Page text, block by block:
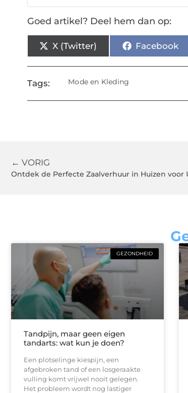
Goed artikel? Deel hem dan op:
X (Twitter) Facebook
Tags: Mode en Kleding
← VORIG
Ontdek de Perfecte Zaalverhuur in Huizen
GEZONDHEID
Tandpijn, maar geen eigen
tandarts: wat kun je doen?
Een plotselinge kiespijn, een
afgebroken tand of een losgeraakte
vulling komt vrijwel nooit gelegen.
Het probleem wordt nog lastiger